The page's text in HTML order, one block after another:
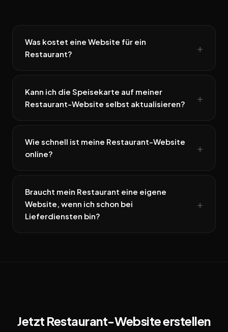
Was kostet eine Website für ein
Restaurant?
Kann ich die Speisekarte auf meiner
Restaurant-Website selbst aktualisieren?
Wie schnell ist meine Restaurant-Website
online?
Braucht mein Restaurant eine eigene
Website, wenn ich schon bei
Lieferdiensten bin?
Jetzt Restaurant-Website erstellen